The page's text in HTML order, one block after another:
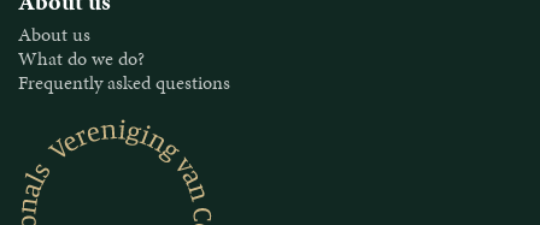
About us
What do we do?
Frequently asked questions